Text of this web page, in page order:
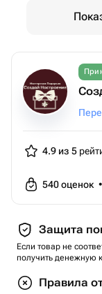
4.9 из 5
540оценок •
Защита
Если товар не
получить денежную
Правила